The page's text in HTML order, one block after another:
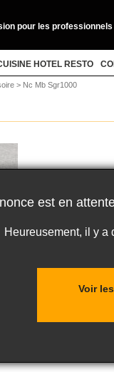
pour les professionnels
HOTEL RESTO
> Nc Mb Sgr1000
est en
Heureusement, il y a
Voir